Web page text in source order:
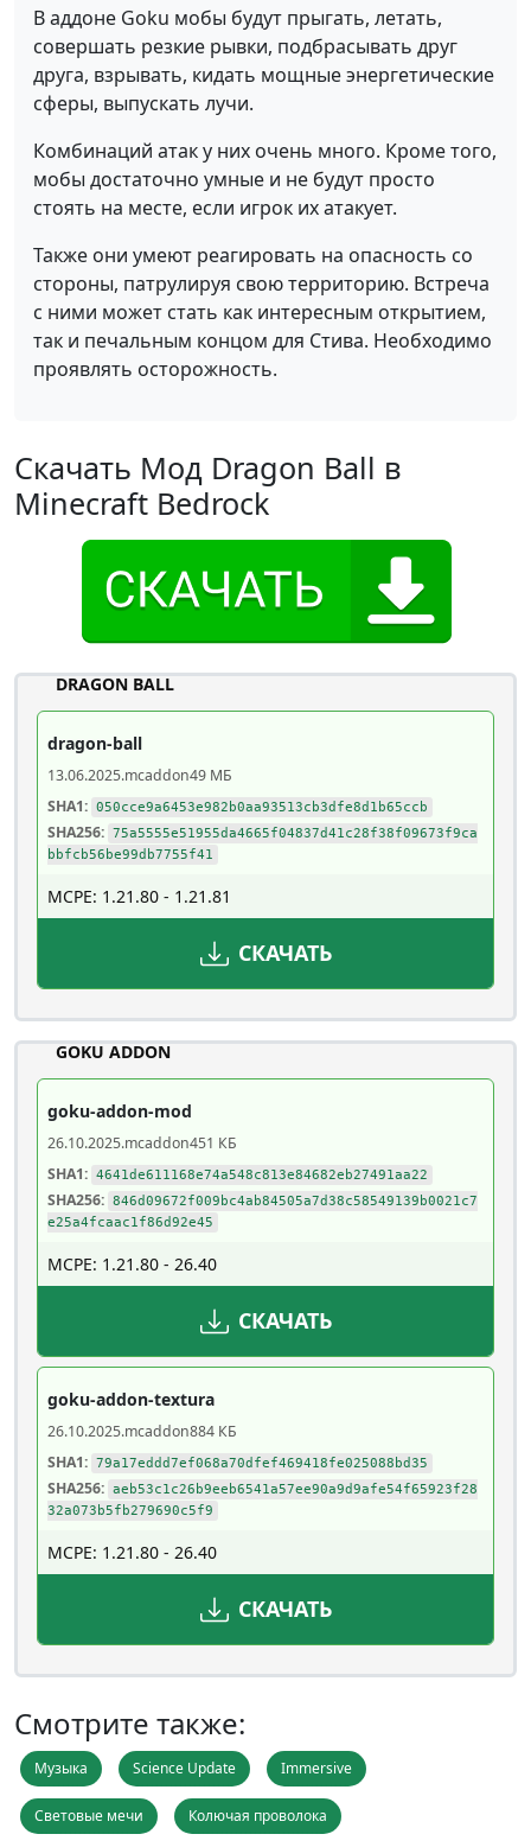
В аддоне Goku мобы будут прыгать, летать,
совершать резкие рывки, подбрасывать друг
друга, взрывать, кидать мощные энергетические
сферы, выпускать лучи.
Комбинаций атак у них очень много. Кроме того,
мобы достаточно умные и не будут просто
стоять на месте, если игрок их атакует.
Также они умеют реагировать на опасность со
стороны, патрулируя свою территорию. Встреча
с ними может стать как интересным открытием,
так и печальным концом для Стива. Необходимо
проявлять осторожность.
Скачать Мод Dragon Ball в
Minecraft Bedrock
DRAGON BALL
dragon-ball
13.06.2025.mcaddon49 МБ
SHA1: 050cce9a6453e982b0aa93513cb3dfe8d1b65ccb
SHA256: 75a5555e51955da4665f04837d41c28f38f09673f9ca
bbfcb56be99db7755f41
MCPE: 1.21.80 - 1.21.81
СКАЧАТЬ
GOKU ADDON
goku-addon-mod
26.10.2025.mcaddon451 КБ
SHA1: 4641de611168e74a548c813e84682eb27491aa22
SHA256: 846d09672f009bc4ab84505a7d38c58549139b0021c7
e25a4fcaac1f86d92e45
MCPE: 1.21.80 - 26.40
СКАЧАТЬ
goku-addon-textura
26.10.2025.mcaddon884 КБ
SHA1: 79a17eddd7ef068a70dfef469418fe025088bd35
SHA256: aeb53c1c26b9eeb6541a57ee90a9d9afe54f65923f28
32a073b5fb279690c5f9
MCPE: 1.21.80 - 26.40
СКАЧАТЬ
Смотрите также:
Музыка Science Update Immersive
Световые мечи Колючая проволока